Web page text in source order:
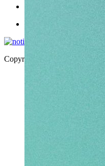
Politica de utilizare
Copyright © 2026 |